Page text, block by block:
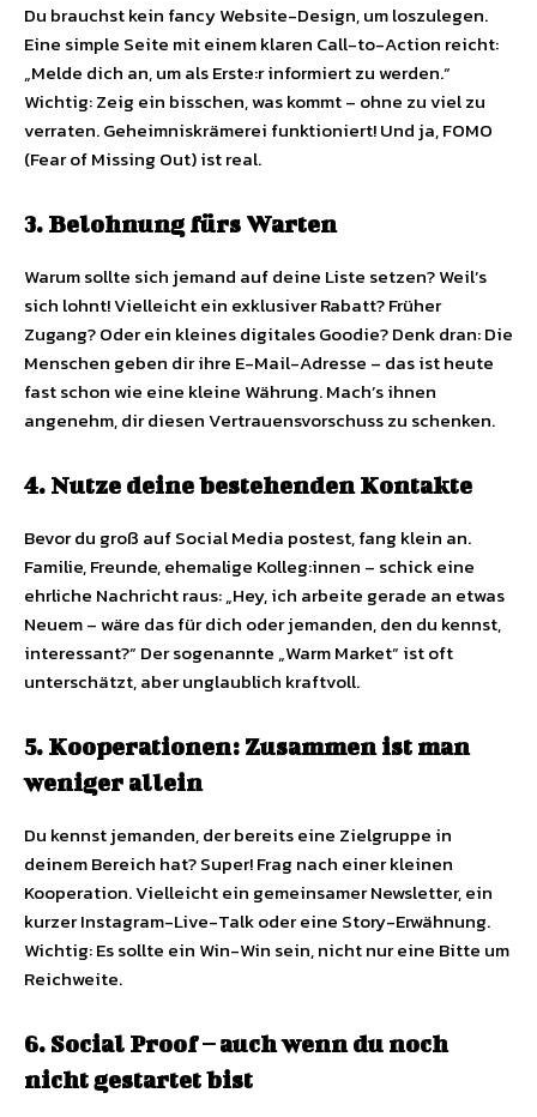
Du brauchst kein fancy Website-Design, um loszulegen.
Eine simple Seite mit einem klaren Call-to-Action reicht:
„Melde dich an, um als Erste:r informiert zu werden.“
Wichtig: Zeig ein bisschen, was kommt – ohne zu viel zu
verraten. Geheimniskrämerei funktioniert! Und ja, FOMO
(Fear of Missing Out) ist real.
3. Belohnung fürs Warten
Warum sollte sich jemand auf deine Liste setzen? Weil’s
sich lohnt! Vielleicht ein exklusiver Rabatt? Früher
Zugang? Oder ein kleines digitales Goodie? Denk dran: Die
Menschen geben dir ihre E-Mail-Adresse – das ist heute
fast schon wie eine kleine Währung. Mach’s ihnen
angenehm, dir diesen Vertrauensvorschuss zu schenken.
4. Nutze deine bestehenden Kontakte
Bevor du groß auf Social Media postest, fang klein an.
Familie, Freunde, ehemalige Kolleg:innen – schick eine
ehrliche Nachricht raus: „Hey, ich arbeite gerade an etwas
Neuem – wäre das für dich oder jemanden, den du kennst,
interessant?“ Der sogenannte „Warm Market“ ist oft
unterschätzt, aber unglaublich kraftvoll.
5. Kooperationen: Zusammen ist man
weniger allein
Du kennst jemanden, der bereits eine Zielgruppe in
deinem Bereich hat? Super! Frag nach einer kleinen
Kooperation. Vielleicht ein gemeinsamer Newsletter, ein
kurzer Instagram-Live-Talk oder eine Story-Erwähnung.
Wichtig: Es sollte ein Win-Win sein, nicht nur eine Bitte um
Reichweite.
6. Social Proof – auch wenn du noch
nicht gestartet bist